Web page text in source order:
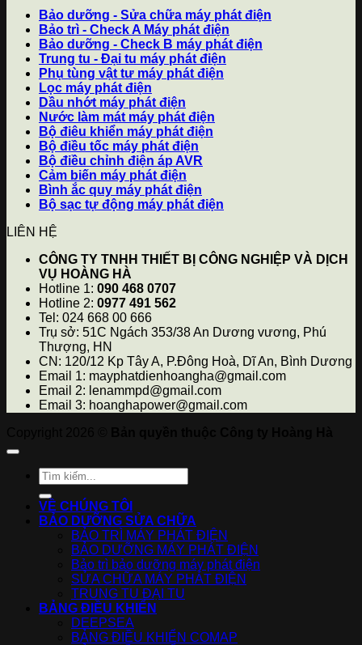
Bảo dưỡng - Sửa chữa máy phát điện
Bảo trì - Check A Máy phát điện
Bảo dưỡng - Check B máy phát điện
Trung tu - Đại tu máy phát điện
Phụ tùng vật tư máy phát điện
Lọc máy phát điện
Dầu nhớt máy phát điện
Nước làm mát máy phát điện
Bộ điêu khiển máy phát điện
Bộ điều tốc máy phát điện
Bộ điều chỉnh điện áp AVR
Cảm biến máy phát điện
Bình ắc quy máy phát điện
Bộ sạc tự động máy phát điện
LIÊN HỆ
CÔNG TY TNHH THIẾT BỊ CÔNG NGHIỆP VÀ DỊCH
VỤ HOÀNG HÀ
Hotline 1: 090 468 0707
Hotline 2: 0977 491 562
Tel: 024 668 00 666
Trụ sở: 51C Ngách 353/38 An Dương vương, Phú
Thượng, HN
CN: 120/12 Kp Tây A, P.Đông Hoà, Dĩ An, Bình Dương
Email 1: mayphatdienhoangha@gmail.com
Email 2: lenammpd@gmail.com
Email 3: hoanghapower@gmail.com
VỀ CHÚNG TÔI
BẢO DƯỠNG SỬA CHỮA
BẢO TRÌ MÁY PHÁT ĐIỆN
BẢO DƯỠNG MÁY PHÁT ĐIỆN
Bảo trì bảo dưỡng máy phát điện
SỬA CHỮA MÁY PHÁT ĐIỆN
TRUNG TU ĐẠI TU
BẢNG ĐIỀU KHIỂN
DEEPSEA
BẢNG ĐIỀU KHIỂN COMAP